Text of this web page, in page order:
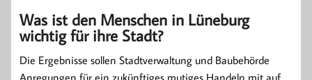
Was ist den Menschen in Lüneburg
wichtig für ihre Stadt?
Die Ergebnisse sollen Stadtverwaltung und Baubehörde